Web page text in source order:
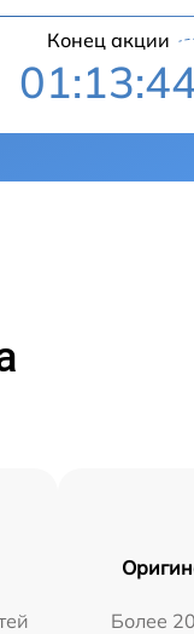
Конец акции
Более